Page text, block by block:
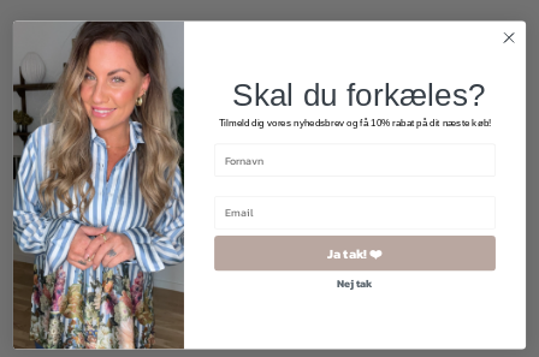
Skal du forkæles?
Tilmeld dig vores nyhedsbrev og få 10% rabat på dit næste køb!
Ja tak! ❤️
Nej tak